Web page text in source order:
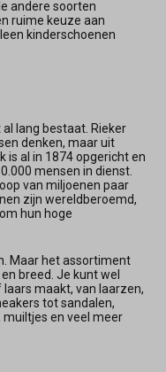
andere soorten
ruime keuze aan
kinderschoenen
lang bestaat. Rieker
denken, maar uit
is al in 1874 opgericht en
mensen in dienst.
van miljoenen paar
zijn wereldberoemd,
hun hoge
Maar het assortiment
breed. Je kunt wel
maakt, van laarzen,
tot sandalen,
muiltjes en veel meer